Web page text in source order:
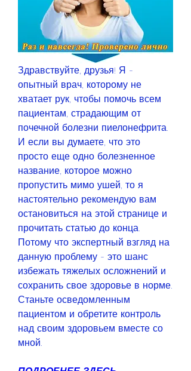
Здравствуйте, друзья! Я -
опытный врач, которому не
хватает рук, чтобы помочь всем
пациентам, страдающим от
почечной болезни пиелонефрита.
И если вы думаете, что это
просто еще одно болезненное
название, которое можно
пропустить мимо ушей, то я
настоятельно рекомендую вам
остановиться на этой странице и
прочитать статью до конца.
Потому что экспертный взгляд на
данную проблему - это шанс
избежать тяжелых осложнений и
сохранить свое здоровье в норме.
Станьте осведомленным
пациентом и обретите контроль
над своим здоровьем вместе со
мной.